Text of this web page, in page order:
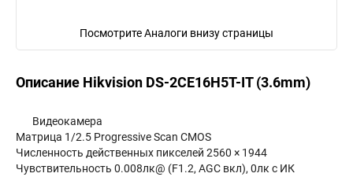
Посмотрите Аналоги внизу страницы
Описание Hikvision DS-2CE16H5T-IT (3.6mm)
Видеокамера
Матрица 1/2.5 Progressive Scan CMOS
Численность действенных пикселей 2560 × 1944
Чувствительность 0.008лк@ (F1.2, AGC вкл), 0лк с ИК